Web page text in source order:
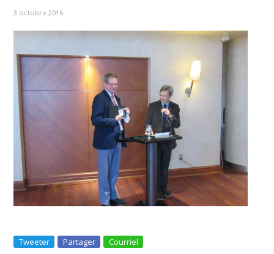
3 octobre 2016
Tweeter Partager Courriel